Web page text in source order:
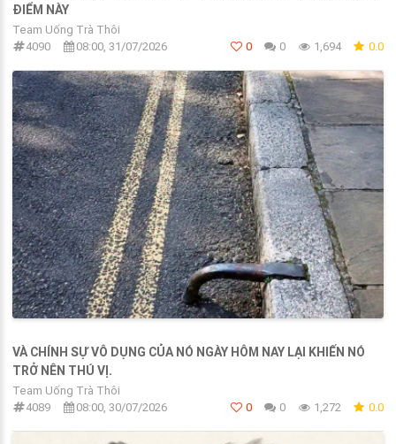
ĐIỂM NÀY
Team Uống Trà Thôi
4090
08:00, 31/07/2026 0 0 1,694 0.0
VÀ CHÍNH SỰ VÔ DỤNG CỦA NÓ NGÀY HÔM NAY LẠI KHIẾN NÓ
TRỞ NÊN THÚ VỊ.
Team Uống Trà Thôi
4089
08:00, 30/07/2026 0 0 1,272 0.0